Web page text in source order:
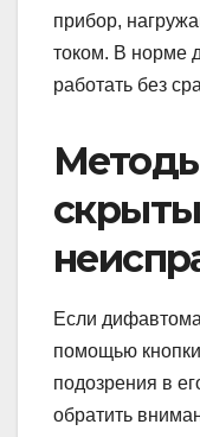
прибор,
током. В норме
работать без
Если
помощью кнопки
подозрения в
обратить